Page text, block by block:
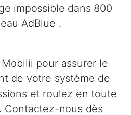
impossible dans 800
AdBlue .
pour assurer le
de votre système de
et roulez en toute
Contactez-nous dès